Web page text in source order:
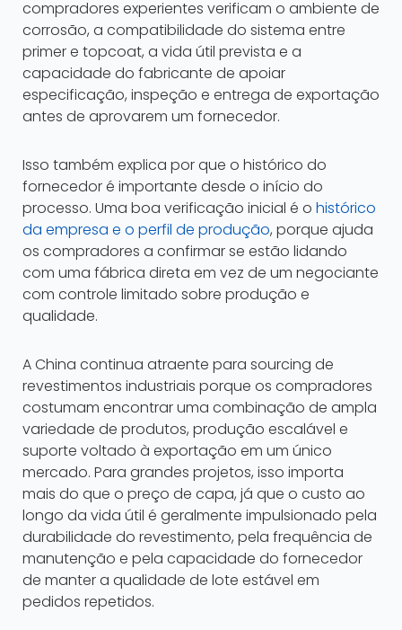
compradores experientes verificam o ambiente de
corrosão, a compatibilidade do sistema entre
primer e topcoat, a vida útil prevista e a
capacidade do fabricante de apoiar
especificação, inspeção e entrega de exportação
antes de aprovarem um fornecedor.
Isso também explica por que o histórico do
fornecedor é importante desde o início do
processo. Uma boa verificação inicial é o histórico
da empresa e o perfil de produção, porque ajuda
os compradores a confirmar se estão lidando
com uma fábrica direta em vez de um negociante
com controle limitado sobre produção e
qualidade.
A China continua atraente para sourcing de
revestimentos industriais porque os compradores
costumam encontrar uma combinação de ampla
variedade de produtos, produção escalável e
suporte voltado à exportação em um único
mercado. Para grandes projetos, isso importa
mais do que o preço de capa, já que o custo ao
longo da vida útil é geralmente impulsionado pela
durabilidade do revestimento, pela frequência de
manutenção e pela capacidade do fornecedor
de manter a qualidade de lote estável em
pedidos repetidos.